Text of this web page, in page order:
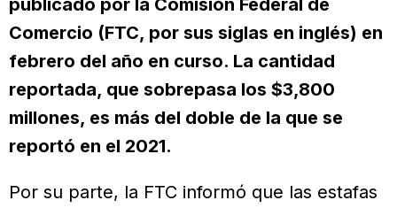
Comercio (FTC, por sus siglas en inglés) en
febrero del año en curso. La cantidad
reportada, que sobrepasa los $3,800
millones, es más del doble de la que se
reportó en el 2021.
Por su parte, la FTC informó que las estafas